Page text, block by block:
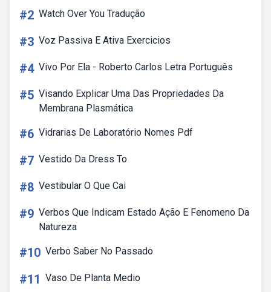
#2 Watch Over You Tradução
#3 Voz Passiva E Ativa Exercicios
#4 Vivo Por Ela - Roberto Carlos Letra Português
#5 Visando Explicar Uma Das Propriedades Da
Membrana Plasmática
#6 Vidrarias De Laboratório Nomes Pdf
#7 Vestido Da Dress To
#8 Vestibular O Que Cai
#9 Verbos Que Indicam Estado Ação E Fenomeno Da
Natureza
#10 Verbo Saber No Passado
#11 Vaso De Planta Medio